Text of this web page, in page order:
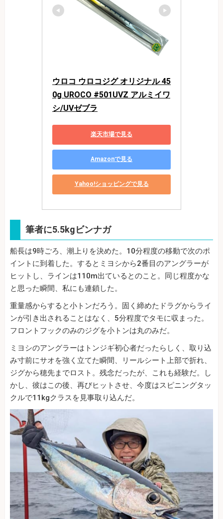
ウロコ ウロコジグ オリジナル 45
0g UROCO #501UVZ アルミイワ
シ/UVゼブラ
楽天市場で見る
Amazonで見る
Yahoo!ショッピングで見る
筆者に5.5kgビンナガ
船長は9時ごろ、潮上りを決めた。10分程度の移動で次のポ
イントに到着した。するとミヨシから2番目のアングラーが
ヒットし、ラインは110m出ているとのこと。同じ程度かな
と思った瞬間、私にも連鎖した。
重量感からすると小トンだろう。固く締めたドラグからライ
ンが引き出されることはなく、5分程度でタモに収まった。
フロントフックのみのジグを小トンは丸のみだ。
ミヨシのアングラーはトンジギ初心者だったらしく、取り込
み寸前にサオを強く立てた瞬間、リールシート上部で折れ、
ジグから穂先までロスト。残念だったが、これも経験だ。し
かし、彼はこの後、再びヒットさせ、今度はスピニングタッ
クルで11kgクラスを見事取り込んだ。